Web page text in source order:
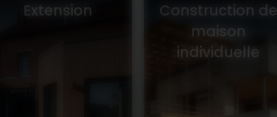
Extension
Construction de
maison
individuelle